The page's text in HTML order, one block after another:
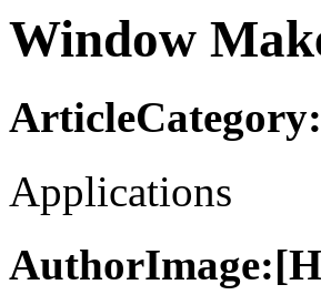
Window
Applications